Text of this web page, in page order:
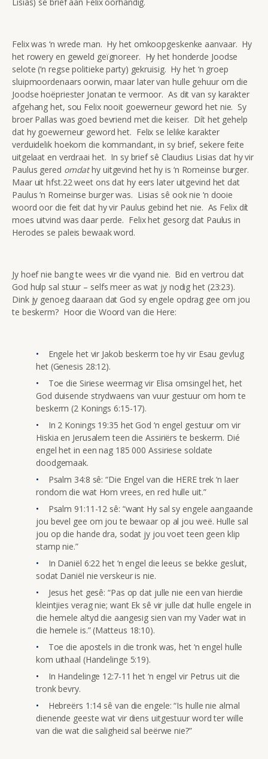
Felix was ‘n wrede man. Hy het omkoopgeskenke aanvaar. Hy
het rowery en geweld geïgnoreer. Hy het honderde Joodse
selote (‘n regse politieke party) gekruisig. Hy het ‘n groep
sluipmoordenaars oorwin, maar later van hulle gehuur om die
Joodse hoëpriester Jonatan te vermoor. As dit van sy karakter
afgehang het, sou Felix nooit goewerneur geword het nie. Sy
broer Pallas was goed bevriend met die keiser. Dít het gehelp
dat hy goewerneur geword het. Felix se lelike karakter
verduidelik hoekom die kommandant, in sy brief, sekere feite
uitgelaat en verdraai het. In sy brief sê Claudius Lisias dat hy vir
Paulus gered omdathy uitgevind het hy is ‘n Romeinse burger.
Maar uit hfst.22 weet ons dat hy eers later uitgevind het dat
Paulus ‘n Romeinse burger was. Lisias sê ook nie ‘n dooie
woord oor die feit dat hy vir Paulus gebind het nie. As Felix dít
moes uitvind was daar perde. Felix het gesorg dat Paulus in
Herodes se paleis bewaak word.
Jy hoef nie bang te wees vir die vyand nie. Bid en vertrou dat
God hulp sal stuur – selfs meer as wat jy nodig het (23:23).
Dink jy genoeg daaraan dat God sy engele opdrag gee om jou
te beskerm? Hoor die Woord van die Here:
Engele het vir Jakob beskerm toe hy vir Esau gevlug
het (Genesis 28:12).
Toe die Siriese weermag vir Elisa omsingel het, het
God duisende strydwaens van vuur gestuur om hom te
beskerm (2 Konings 6:15-17).
In 2 Konings 19:35 het God ‘n engel gestuur om vir
Hiskia en Jerusalem teen die Assiriërs te beskerm. Dié
engel het in een nag 185 000 Assiriese soldate
doodgemaak.
Psalm 34:8 sê: “Die Engel van die HERE trek ‘n laer
rondom die wat Hom vrees, en red hulle uit.”
Psalm 91:11-12 sê: “want Hy sal sy engele aangaande
jou bevel gee om jou te bewaar op al jou weë. Hulle sal
jou op die hande dra, sodat jy jou voet teen geen klip
stamp nie.”
In Daniël 6:22 het ‘n engel die leeus se bekke gesluit,
sodat Daniël nie verskeur is nie.
Jesus het gesê: “Pas op dat julle nie een van hierdie
kleintjies verag nie; want Ek sê vir julle dat hulle engele in
die hemele altyd die aangesig sien van my Vader wat in
die hemele is.” (Matteus 18:10).
Toe die apostels in die tronk was, het ‘n engel hulle
kom uithaal (Handelinge 5:19).
In Handelinge 12:7-11 het ‘n engel vir Petrus uit die
tronk bevry.
Hebreërs 1:14 sê van die engele: “Is hulle nie almal
dienende geeste wat vir diens uitgestuur word ter wille
van die wat die saligheid sal beërwe nie?”